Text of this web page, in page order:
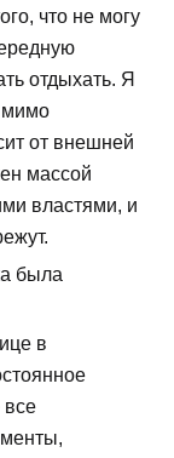
что не могу
отдыхать. Я
мимо
от внешней
массой
властями, и
была
в